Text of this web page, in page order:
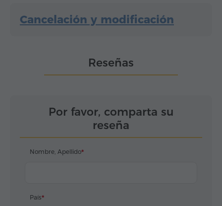
Cancelación y modificación
Reseñas
Por favor, comparta su
reseña
Nombre, Apellido
País